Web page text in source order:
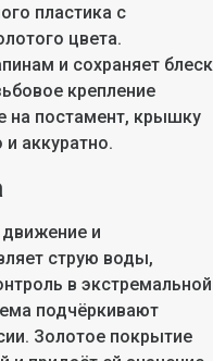
пластика с
цвета.
и сохраняет блеск
крепление
на постамент, крышку
аккуратно.
и
струю воды,
в экстремальной
подчёркивают
Золотое покрытие